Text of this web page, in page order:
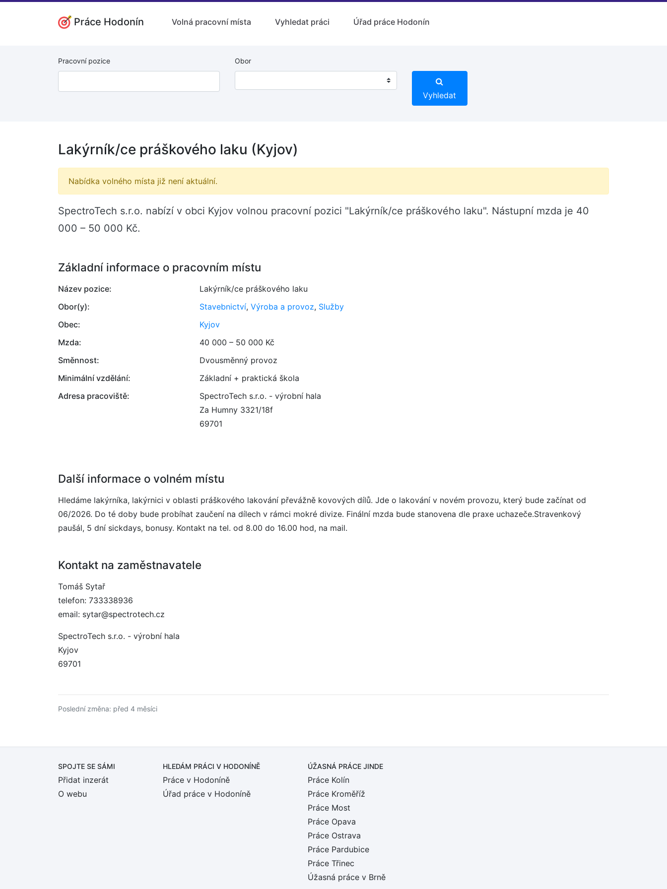
Práce Hodonín Volná pracovní místa Vyhledat práci Úřad práce Hodonín
Pracovní pozice Obor
Vyhledat
Lakýrník/ce práškového laku (Kyjov)
Nabídka volného místa již není aktuální.
SpectroTech s.r.o. nabízí v obci Kyjov volnou pracovní pozici "Lakýrník/ce práškového laku". Nástupní mzda je 40
000 – 50 000 Kč.
Základní informace o pracovním místu
Název pozice:
Lakýrník/ce práškového laku
Obor(y):
Stavebnictví, Výroba a provoz, Služby
Obec:
Kyjov
Mzda:
40 000 – 50 000 Kč
Směnnost:
Dvousměnný provoz
Minimální vzdělání:
Základní + praktická škola
Adresa pracoviště:
SpectroTech s.r.o. - výrobní hala
Za Humny 3321/18f
69701
Další informace o volném místu
Hledáme lakýrníka, lakýrnici v oblasti práškového lakování převážně kovových dílů. Jde o lakování v novém provozu, který bude začínat od
06/2026. Do té doby bude probíhat zaučení na dílech v rámci mokré divize. Finální mzda bude stanovena dle praxe uchazeče.Stravenkový
paušál, 5 dní sickdays, bonusy. Kontakt na tel. od 8.00 do 16.00 hod, na mail.
Kontakt na zaměstnavatele
Tomáš Sytař
telefon: 733338936
email: sytar@spectrotech.cz
SpectroTech s.r.o. - výrobní hala
Kyjov
69701
Poslední změna: před 4 měsíci
SPOJTE SE SÁMI
Přidat inzerát
O webu
HLEDÁM PRÁCI V HODONÍNĚ
Práce v Hodoníně
Úřad práce v Hodoníně
ÚŽASNÁ PRÁCE JINDE
Práce Kolín
Práce Kroměříž
Práce Most
Práce Opava
Práce Ostrava
Práce Pardubice
Práce Třinec
Úžasná práce v Brně